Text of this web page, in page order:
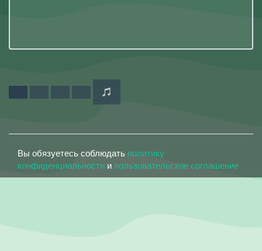
Вы обязуетесь соблюдать политику
конфиденциальности и пользовательское соглашение